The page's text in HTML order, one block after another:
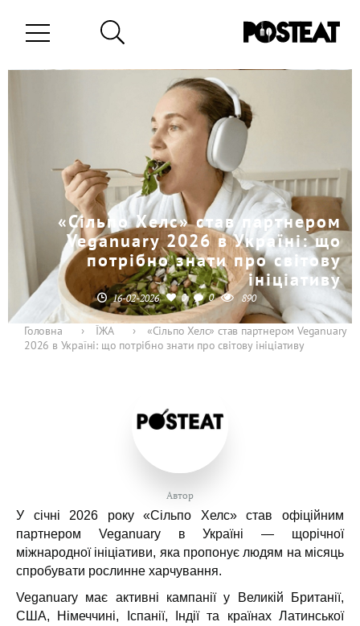
«Сільпо Хелс» став партнером
Veganuary 2026 в Україні: що
потрібно знати про світову
ініціативу
16-02-2026 0 0 890
Головна › ЇЖА ›
«Сільпо Хелс» став партнером Veganuary
2026 в Україні: що потрібно знати про світову ініціативу
Автор
У січні 2026 року «Сільпо Хелс» став офіційним
партнером Veganuary в Україні — щорічної
міжнародної ініціативи, яка пропонує людям на місяць
спробувати рослинне харчування.
Veganuary має активні кампанії у Великій Британії,
США, Німеччині, Іспанії, Індії та країнах Латинської